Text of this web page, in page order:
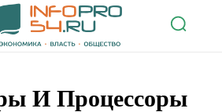
И Процессоры